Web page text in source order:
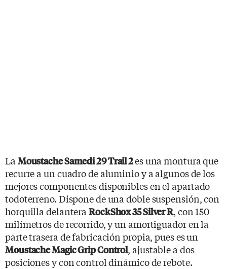
La Moustache Samedi 29 Trail 2es una montura que
recurre a un cuadro de aluminio y a algunos de los
mejores componentes disponibles en el apartado
todoterreno. Dispone de una doble suspensión, con
horquilla delantera RockShox 35 Silver R, con 150
milímetros de recorrido, y un amortiguador en la
parte trasera de fabricación propia, pues es un
Moustache Magic Grip Control, ajustable a dos
posiciones y con control dinámico de rebote.